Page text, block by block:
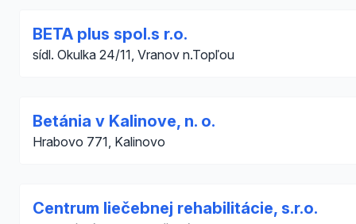
BETA plus spol.s r.o.
sídl. Okulka 24/11, Vranov n.Topľou
Betánia v Kalinove, n. o.
Hrabovo 771, Kalinovo
Centrum liečebnej rehabilitácie, s.r.o.